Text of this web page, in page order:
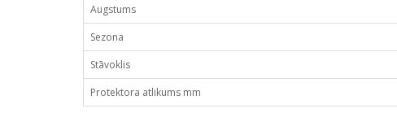
Augstums
Sezona
Stāvoklis
Protektora atlikums mm